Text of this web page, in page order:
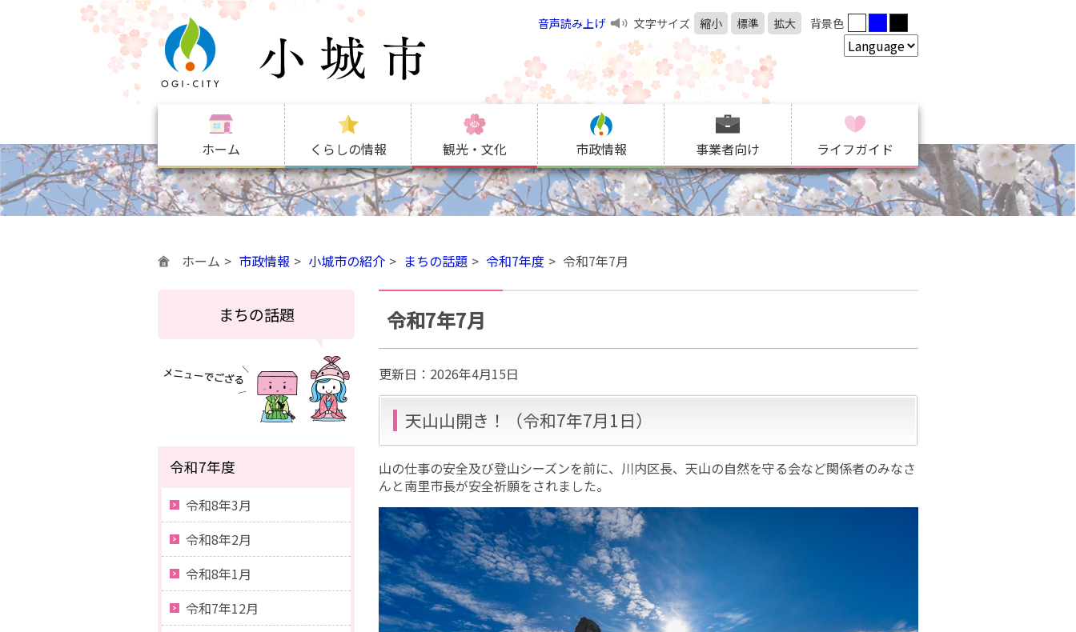
音声読み上げ 文字サイズ 縮小 標準 拡大 背景色
ホーム くらしの情報 観光・文化 市政情報 事業者向け ライフガイド
ホーム 市政情報 小城市の紹介 まちの話題 令和7年度 令和7年7月
令和7年7月
更新日： 2026年4月15日
天山山開き！（令和7年7月1日）
山の仕事の安全及び登山シーズンを前に、川内区長、天山の自然を守る会など関係者のみなさ
んと南里市長が安全祈願をされました。
まちの話題
令和7年度
令和8年3月
令和8年2月
令和8年1月
令和7年12月